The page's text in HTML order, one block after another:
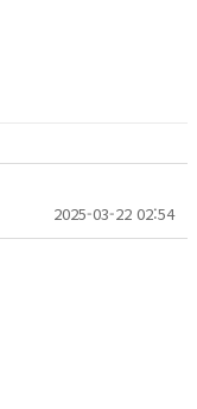
2025-03-22 02:54